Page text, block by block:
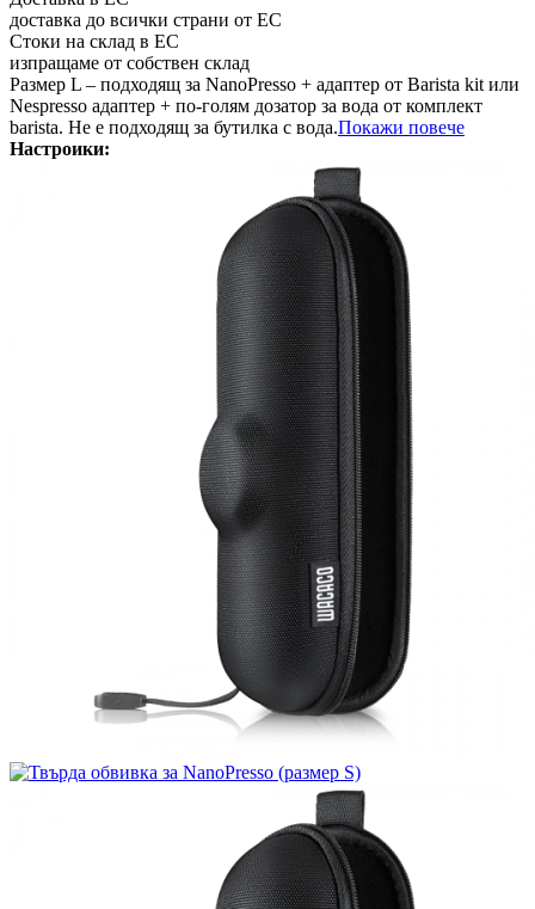
доставка до всички страни от ЕС
Стоки на склад в ЕС
изпращаме от собствен склад
Размер L – подходящ за NanoPresso + адаптер от Barista kit или
Nespresso адаптер + по-голям дозатор за вода от комплект
barista. Не е подходящ за бутилка с вода.Покажи повече
Настроики: